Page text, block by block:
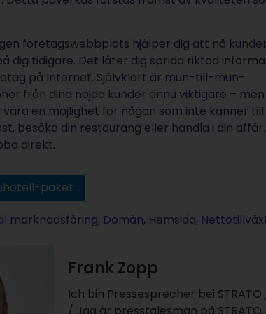
företagswebbplats hjälper dig att nå
dig tidigare. Det låter dig sprida riktad
på Internet. Självklart är mun-till-mun-
från dina nöjda kunder ännu viktigare –
vara en möjlighet för någon som inte känner
besöka din restaurang eller handla i din
direkt.
paket
marknadsföring, Domän, Hemsida,
Frank Zopp
Ich bin Pressesprecher bei